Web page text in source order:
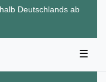
Deutschlands ab
☰